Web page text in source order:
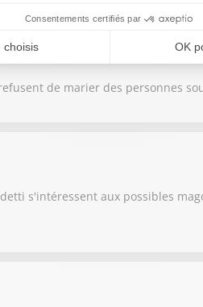
de marier des personnes
s'intéressent aux possibles